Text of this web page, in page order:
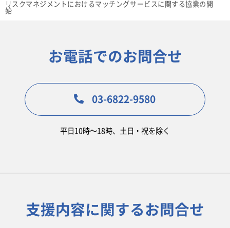
リスクマネジメントにおけるマッチングサービスに関する協業の開
始
お電話でのお問合せ
03-6822-9580
平日10時〜18時、土日・祝を除く
支援内容に関するお問合せ